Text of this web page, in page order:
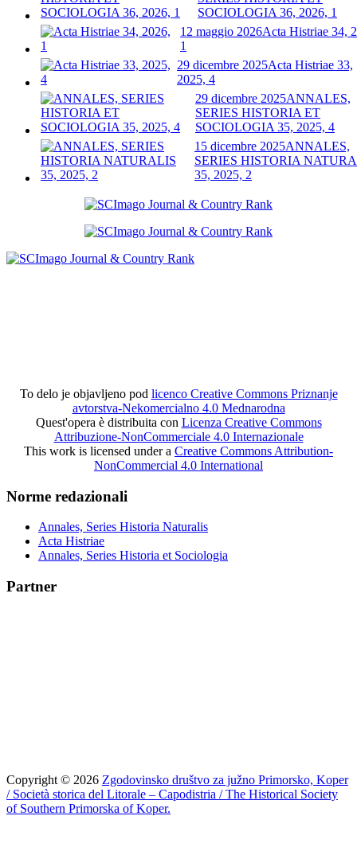
SOCIOLOGIA 36, 2026, 1
12 maggio 2026Acta Histriae 34,
1
29 dicembre 2025Acta Histriae 33,
2025, 4
29 dicembre 2025ANNALES,
SERIES HISTORIA ET
SOCIOLOGIA 35, 2025, 4
15 dicembre 2025ANNALES,
SERIES HISTORIA
35, 2025, 2
To delo je objavljeno pod licenco Creative Commons Priznanje
avtorstva-Nekomercialno 4.0 Mednarodna
Quest'opera è distribuita con Licenza Creative Commons
Attribuzione-NonCommerciale 4.0 Internazionale
This work is licensed under a Creative Commons Attribution-
NonCommercial 4.0 International
Norme redazionali
Annales, Series Historia Naturalis
Acta Histriae
Annales, Series Historia et Sociologia
Partner
Copyright © 2026 Zgodovinsko društvo za južno Primorsko, Koper
/ Società storica del Litorale – Capodistria / The Historical Society
of Southern Primorska of Koper.